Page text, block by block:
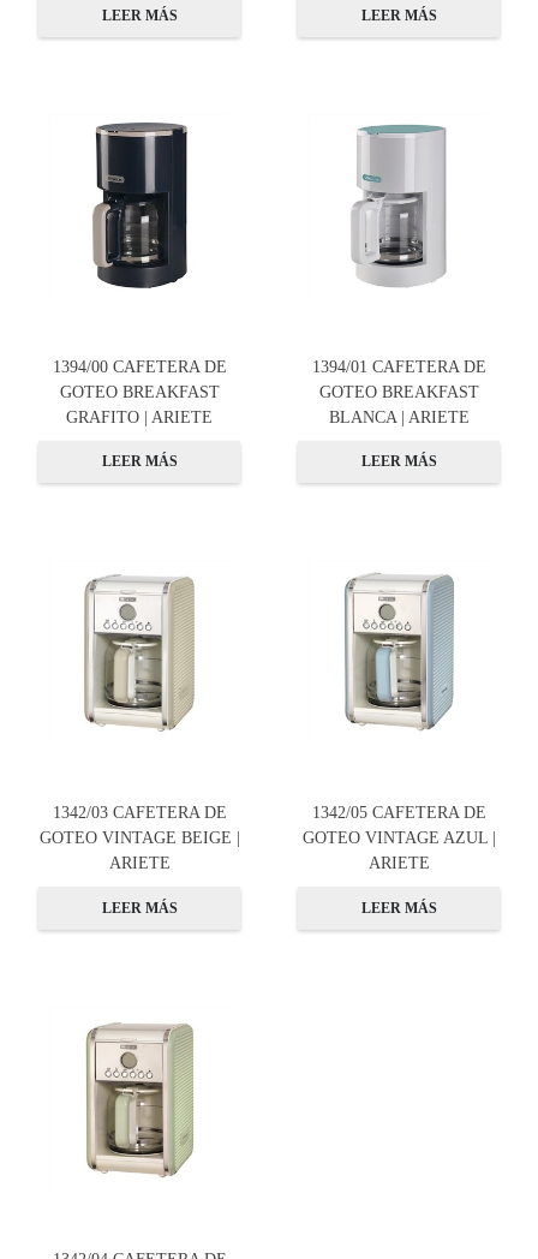
LEER MÁS LEER MÁS
1394/00 CAFETERA DE
GOTEO BREAKFAST
GRAFITO | ARIETE
LEER MÁS
1394/01 CAFETERA DE
GOTEO BREAKFAST
BLANCA | ARIETE
LEER MÁS
1342/03 CAFETERA DE
GOTEO VINTAGE BEIGE |
ARIETE
LEER MÁS
1342/05 CAFETERA DE
GOTEO VINTAGE AZUL |
ARIETE
LEER MÁS